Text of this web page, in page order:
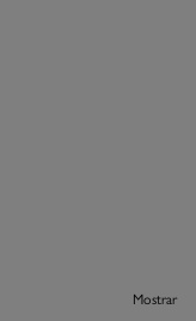
Mostrar